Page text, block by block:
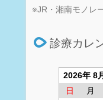
※JR・湘南モノレ
診療カレ
2026年 8月
日
月